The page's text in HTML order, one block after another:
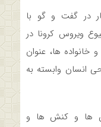
در گفت و گو با
ویروس کرونا در
خانواده ها، عنوان
انسان وابسته به
ها و کنش ها و